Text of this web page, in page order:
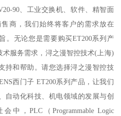
90、工业交换机、软件、精智面
商，我们始终将客户的需求放在
。无论您是需要购买ET200系列产
服务需求，浔之漫智控技术(上海)
持和帮助。请您选择浔之漫智控技
西门子 ET200系列产品，让我们
自动化科技、机电领域的发展与创
中，PLC（Programmable Logic